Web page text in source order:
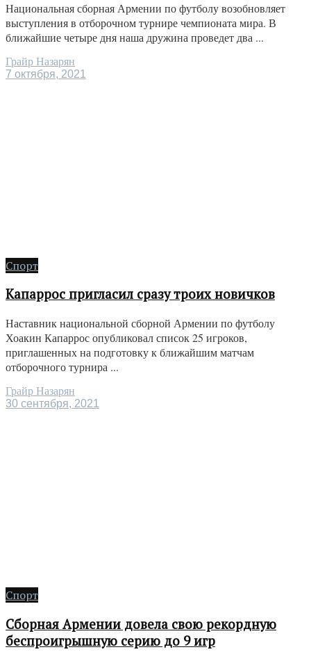
Национальная сборная Армении по футболу возобновляет
выступления в отборочном турнире чемпионата мира. В
ближайшие четыре дня наша дружина проведет два ...
Грайр Назарян
7 октября, 2021
Спорт
Капаррос пригласил сразу троих новичков
Наставник национальной сборной Армении по футболу
Хоакин Капаррос опубликовал список 25 игроков,
приглашенных на подготовку к ближайшим матчам
отборочного турнира ...
Грайр Назарян
30 сентября, 2021
Спорт
Сборная Армении довела свою рекордную
беспроигрышную серию до 9 игр